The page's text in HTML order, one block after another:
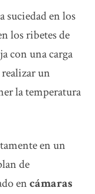
suciedad en los
los ribetes de
con una carga
un
la temperatura
en un
de
encámaras